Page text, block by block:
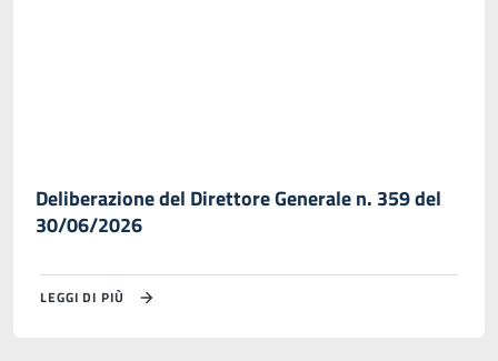
Deliberazione del Direttore Generale n. 359 del
30/06/2026
LEGGI DI PIÙ